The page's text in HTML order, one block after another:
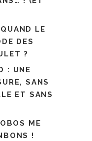
LE
DES
?
: UNE
SANS
ET SANS
ME
!